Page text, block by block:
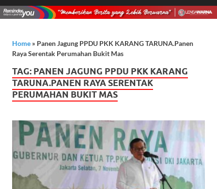
Home » Panen Jagung PPDU PKK KARANG TARUNA.Panen
Raya Serentak Perumahan Bukit Mas
TAG: PANEN JAGUNG PPDU PKK KARANG
TARUNA.PANEN RAYA SERENTAK
PERUMAHAN BUKIT MAS